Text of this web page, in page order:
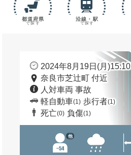
都道府県
で探す
沿線・駅
で探す
2024年8月19日(月)15:10
奈良市芝辻町 付近
人対車両 事故
軽自動車(1) 歩行者(1)
死亡(0) 負傷(1)
他